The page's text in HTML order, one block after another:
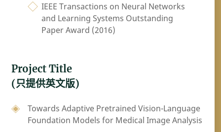
IEEE Transactions on Neural Networks
and Learning Systems Outstanding
Paper Award (2016)
Project Title
(只提供英文版)
Towards Adaptive Pretrained Vision-Language
Foundation Models for Medical Image Analysis